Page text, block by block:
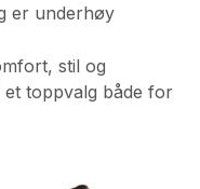
er underhøy
stil og
toppvalg både for